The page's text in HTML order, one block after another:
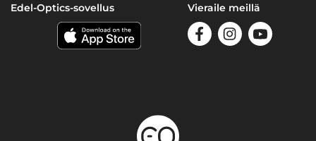
Edel-Optics-sovellus Vieraile meillä